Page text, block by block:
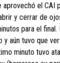
aprovechó el CAI
y cerrar de
para el
y aún tuvo que
minuto tuvo